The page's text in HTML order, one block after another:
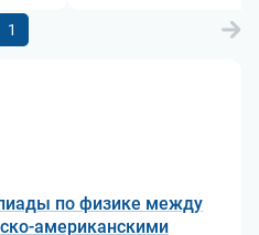
1
по физике между
американскими